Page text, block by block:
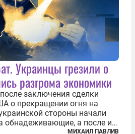
Украинцы грезили о
разгрома экономики
заключения сделки
о прекращении огня на
стороны начали
обнадеживающие, а после и
МИХАИЛ ПАВЛИВ